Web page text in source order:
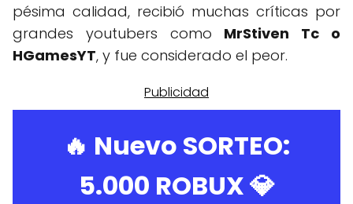
pésima calidad, recibió muchas críticas por
grandes youtubers como MrStiven Tc o
HGamesYT, y fue considerado el peor.
🔥 Nuevo SORTEO:
5.000 ROBUX💎